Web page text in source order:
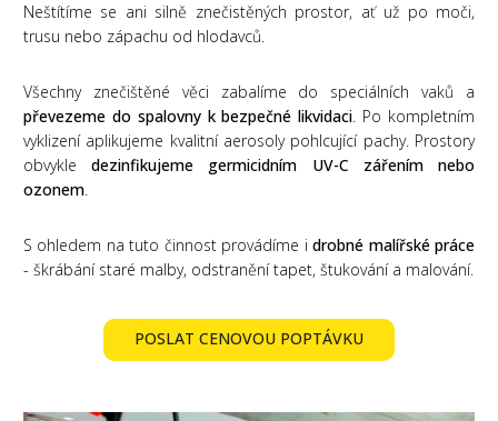
Neštítíme se ani silně znečistěných prostor, ať už po moči,
trusu nebo zápachu od hlodavců.
Všechny znečištěné věci zabalíme do speciálních vaků a
převezeme do spalovny k bezpečné likvidaci. Po kompletním
vyklizení aplikujeme kvalitní aerosoly pohlcující pachy. Prostory
obvykledezinfikujeme germicidním UV-C zářením nebo
ozonem.
S ohledem na tuto činnost provádíme idrobné malířské práce
- škrábání staré malby, odstranění tapet, štukování a malování.
POSLAT CENOVOU POPTÁVKU